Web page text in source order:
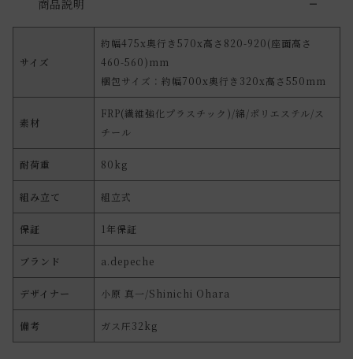
商品説明
サイズ
約幅475x奥行き570x高さ820-920(座面高さ
460-560)mm
梱包サイズ：約幅700x奥行き320x高さ550mm
素材
FRP(繊維強化プラスチック)/綿/ポリエステル/ス
チール
耐荷重 80kg
組み立て 組立式
保証 1年保証
ブランド a.depeche
デザイナー 小原 真一/Shinichi Ohara
備考 ガス圧32kg